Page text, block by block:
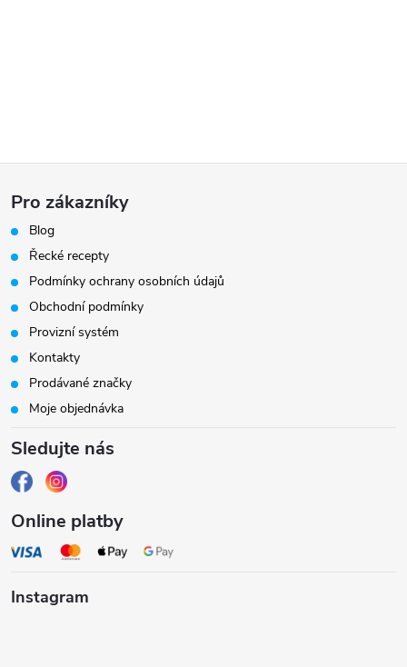
Z
á
p
a
t
Pro zákazníky
Blog
Řecké recepty
Podmínky ochrany osobních údajů
Obchodní podmínky
Provizní systém
Kontakty
Prodávané značky
Moje objednávka
Sledujte nás
Online platby
Instagram